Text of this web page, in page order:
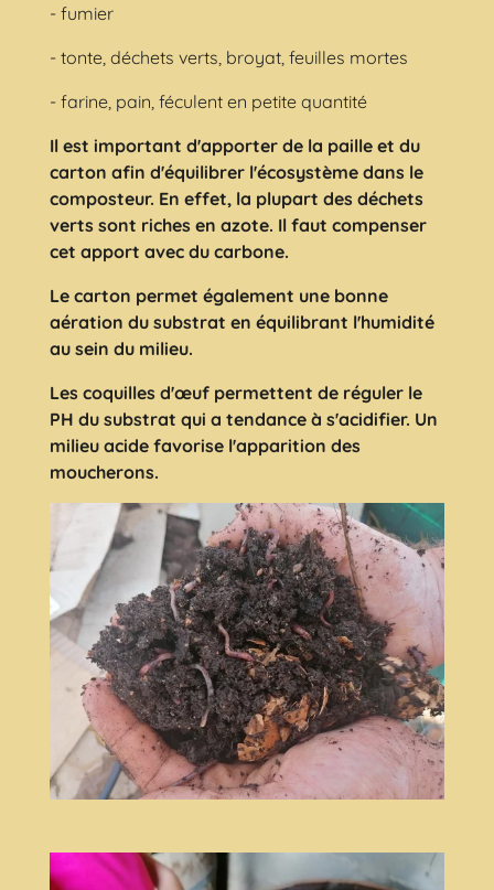
- fumier
- tonte, déchets verts, broyat, feuilles mortes
- farine, pain, féculent en petite quantité
Il est important d'apporter de la paille et du
carton afin d'équilibrer l'écosystème dans le
composteur. En effet, la plupart des déchets
verts sont riches en azote. Il faut compenser
cet apport avec du carbone.
Le carton permet également une bonne
aération du substrat en équilibrant l'humidité
au sein du milieu.
Les coquilles d'œuf permettent de réguler le
PH du substrat qui a tendance à s'acidifier. Un
milieu acide favorise l'apparition des
moucherons.